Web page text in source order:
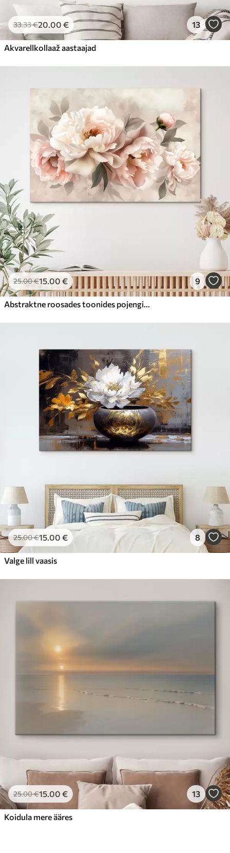
33.33€20.00 € 13
Akvarellkollaaž aastaajad
25.00€15.00 € 9
Abstraktne roosades toonides pojengide kimp
25.00€15.00 € 8
Valge lill vaasis
25.00€15.00 € 13
Koidula mere ääres